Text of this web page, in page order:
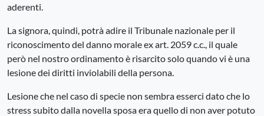
aderenti.
La signora, quindi, potrà adire il Tribunale nazionale per il
riconoscimento del danno morale ex art. 2059 c.c., il quale
però nel nostro ordinamento è risarcito solo quando vi è una
lesione dei diritti inviolabili della persona.
Lesione che nel caso di specie non sembra esserci dato che lo
stress subito dalla novella sposa era quello di non aver potuto